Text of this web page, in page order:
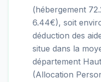
(hébergement
6.44€), soit
déduction des
situe dans la
département
(Allocation